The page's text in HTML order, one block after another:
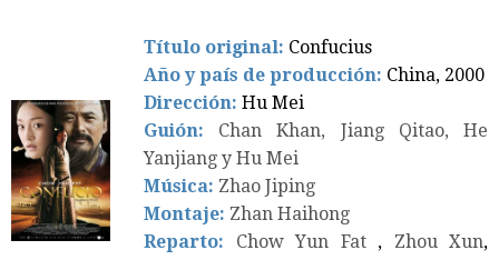
Título original: Confucius
Año y país de producción: China, 2000
Dirección: Hu Mei
Guión:
Chan Khan, Jiang Qitao, He
Yanjiang y Hu Mei
Música: Zhao Jiping
Montaje: Zhan Haihong
Reparto: Chow Yun Fat , Zhou Xun,